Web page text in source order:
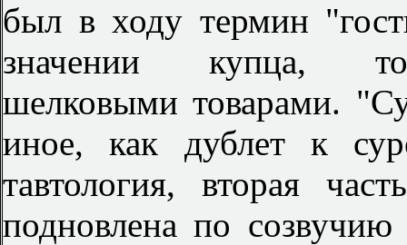
был в ходу термин
значении купца,
шелковыми товарами.
иное, как дублет к
тавтология, вторая
подновлена по